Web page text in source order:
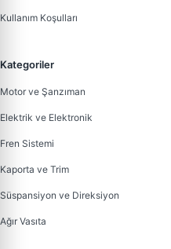
Kullanım Koşulları
Kategoriler
Motor ve Şanzıman
Elektrik ve Elektronik
Fren Sistemi
Kaporta ve Trim
Süspansiyon ve Direksiyon
Ağır Vasıta